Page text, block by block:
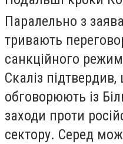
Паралельно з
тривають
санкційного
Скаліз
обговорюють із
заходи проти
сектору. Серед